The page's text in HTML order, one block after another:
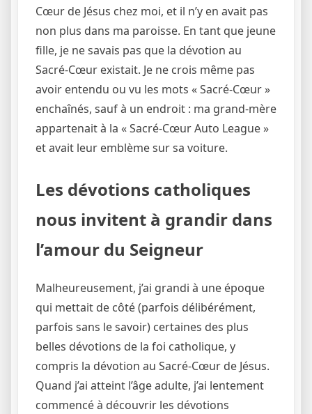
Cœur de Jésus chez moi, et il n’y en avait pas
non plus dans ma paroisse. En tant que jeune
fille, je ne savais pas que la dévotion au
Sacré-Cœur existait. Je ne crois même pas
avoir entendu ou vu les mots « Sacré-Cœur »
enchaînés, sauf à un endroit : ma grand-mère
appartenait à la « Sacré-Cœur Auto League »
et avait leur emblème sur sa voiture.
Les dévotions catholiques
nous invitent à grandir dans
l’amour du Seigneur
Malheureusement, j’ai grandi à une époque
qui mettait de côté (parfois délibérément,
parfois sans le savoir) certaines des plus
belles dévotions de la foi catholique, y
compris la dévotion au Sacré-Cœur de Jésus.
Quand j’ai atteint l’âge adulte, j’ai lentement
commencé à découvrir les dévotions